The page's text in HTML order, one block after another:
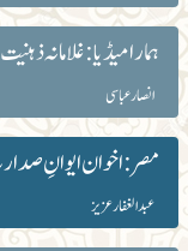
ہمارا میڈیا: غلامانہ
انصار عباسی
مصر: اخوان ایوانِ
عبد الغفار عزیز